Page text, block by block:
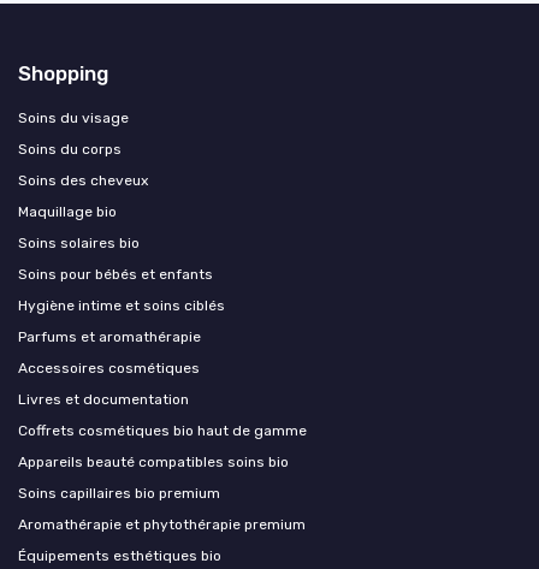
Shopping
Soins du visage
Soins du corps
Soins des cheveux
Maquillage bio
Soins solaires bio
Soins pour bébés et enfants
Hygiène intime et soins ciblés
Parfums et aromathérapie
Accessoires cosmétiques
Livres et documentation
Coffrets cosmétiques bio haut de gamme
Appareils beauté compatibles soins bio
Soins capillaires bio premium
Aromathérapie et phytothérapie premium
Équipements esthétiques bio